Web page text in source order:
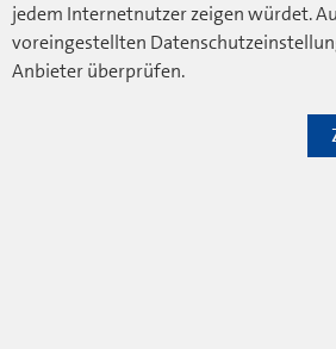
jedem Internetnutzer zeigen würdet.
voreingestellten
Anbieter überprüfen.